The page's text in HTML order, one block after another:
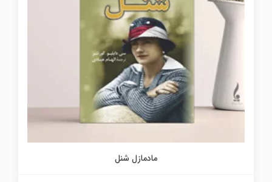
مادمازل شنل